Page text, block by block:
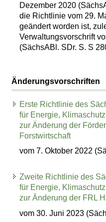
Dezember 2020
die Richtlinie vom 29.
geändert worden ist,
Verwaltungsvorschrift
(SächsABl. SDr. S. S
Änderungsvorschriften
Erste Richtlinie des
für Energie,
zur Änderung der
Forstwirtschaft
vom 7. Oktober 2022
Zweite Richtlinie des
für Energie,
zur Änderung der FRL
vom 30. Juni 2023